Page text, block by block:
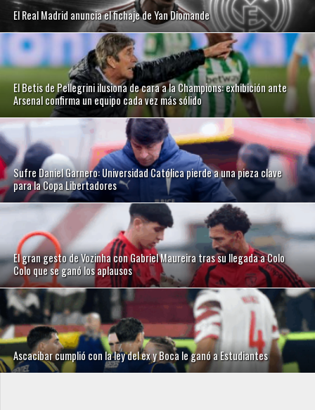
El Real Madrid anuncia el fichaje de Yan Diomande
El Betis de Pellegrini ilusiona de cara a la Champions: exhibición ante
Arsenal confirma un equipo cada vez más sólido
Sufre Daniel Garnero: Universidad Católica pierde a una pieza clave
para la Copa Libertadores
El gran gesto de Vozinha con Gabriel Maureira tras su llegada a Colo
Colo que se ganó los aplausos
Ascacibar cumplió con la ley del ex y Boca le ganó a Estudiantes